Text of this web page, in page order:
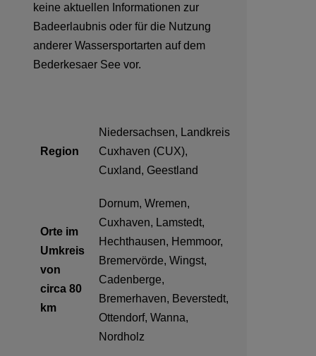
keine aktuellen Informationen zur
Badeerlaubnis oder für die Nutzung
anderer Wassersportarten auf dem
Bederkesaer See vor.
Region
Niedersachsen, Landkreis
Cuxhaven (CUX),
Cuxland, Geestland
Orte im
Umkreis
von
circa 80
km
Dornum, Wremen,
Cuxhaven, Lamstedt,
Hechthausen, Hemmoor,
Bremervörde, Wingst,
Cadenberge,
Bremerhaven, Beverstedt,
Ottendorf, Wanna,
Nordholz